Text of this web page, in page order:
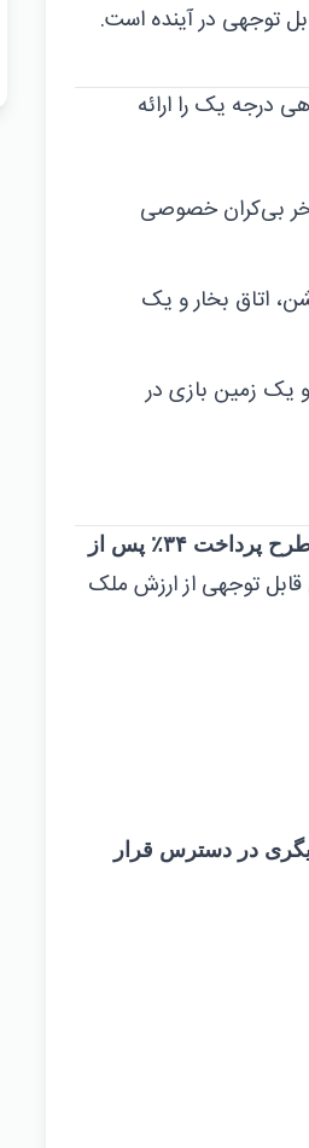
توجهی در آینده است.
درجه یک را ارائه
بی‌کران خصوصی
اتاق بخار و یک
یک زمین بازی در
طرح پرداخت ۳۴٪ پس از
قابل توجهی از ارزش ملک
در دسترس قرار